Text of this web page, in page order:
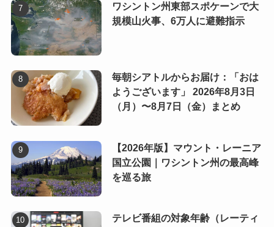
ワシントン州東部スポケーンで大
規模山火事、6万人に避難指示
毎朝シアトルからお届け：「おは
ようございます」 2026年8月3日
（月）〜8月7日（金）まとめ
【2026年版】マウント・レーニア
国立公園｜ワシントン州の最高峰
を巡る旅
テレビ番組の対象年齢（レーティ